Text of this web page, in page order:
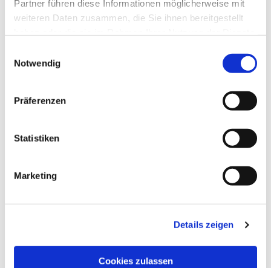
Partner führen diese Informationen möglicherweise mit
weiteren Daten zusammen, die Sie ihnen bereitgestellt
Notwendig
Präferenzen
Statistiken
Marketing
Details zeigen
Cookies zulassen
interessieren